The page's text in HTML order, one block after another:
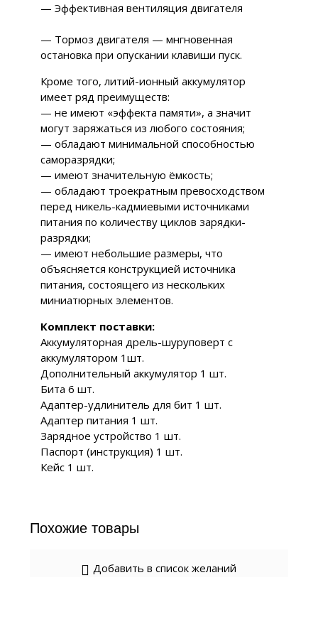
— Эффективная вентиляция двигателя
— Тормоз двигателя — мнгновенная
остановка при опускании клавиши пуск.
Кроме того, литий-ионный аккумулятор
имеет ряд преимуществ:
— не имеют «эффекта памяти», а значит
могут заряжаться из любого состояния;
— обладают минимальной способностью
саморазрядки;
— имеют значительную ёмкость;
— обладают троекратным превосходством
перед никель-кадмиевыми источниками
питания по количеству циклов зарядки-
разрядки;
— имеют небольшие размеры, что
объясняется конструкцией источника
питания, состоящего из нескольких
миниатюрных элементов.
Комплект поставки:
Аккумуляторная дрель-шуруповерт с
аккумулятором 1шт.
Дополнительный аккумулятор 1 шт.
Бита 6 шт.
Адаптер-удлинитель для бит 1 шт.
Адаптер питания 1 шт.
Зарядное устройство 1 шт.
Паспорт (инструкция) 1 шт.
Кейс 1 шт.
Похожие товары
Добавить в список желаний